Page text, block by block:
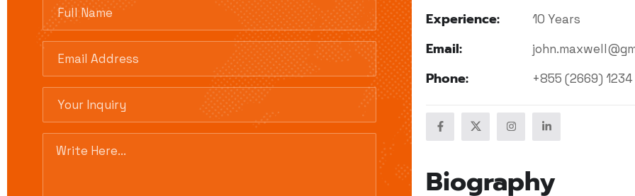
Experience: 10 Years
Email:
Phone: +855 (2669) 1234
Biography